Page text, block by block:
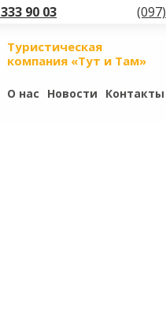
333 90 03 (097)
Туристическая
компания «Тут и Там»
О нас Новости Контакты